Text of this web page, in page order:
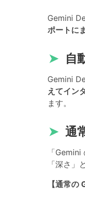
Gemini
ポートに
➤ 自
Gemini
えてイン
ます。
➤ 通
「
「深さ」
【通常の